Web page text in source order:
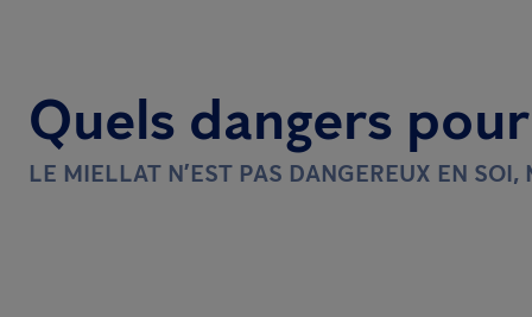
Quels dangers
LE MIELLAT N’EST PAS DANGEREUX EN